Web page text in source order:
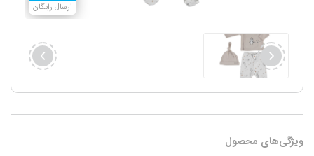
ارسال رایگان
ویژگی‌های محصول